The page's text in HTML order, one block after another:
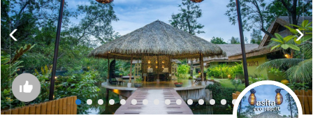
v
i
g
a
t
i
o
n